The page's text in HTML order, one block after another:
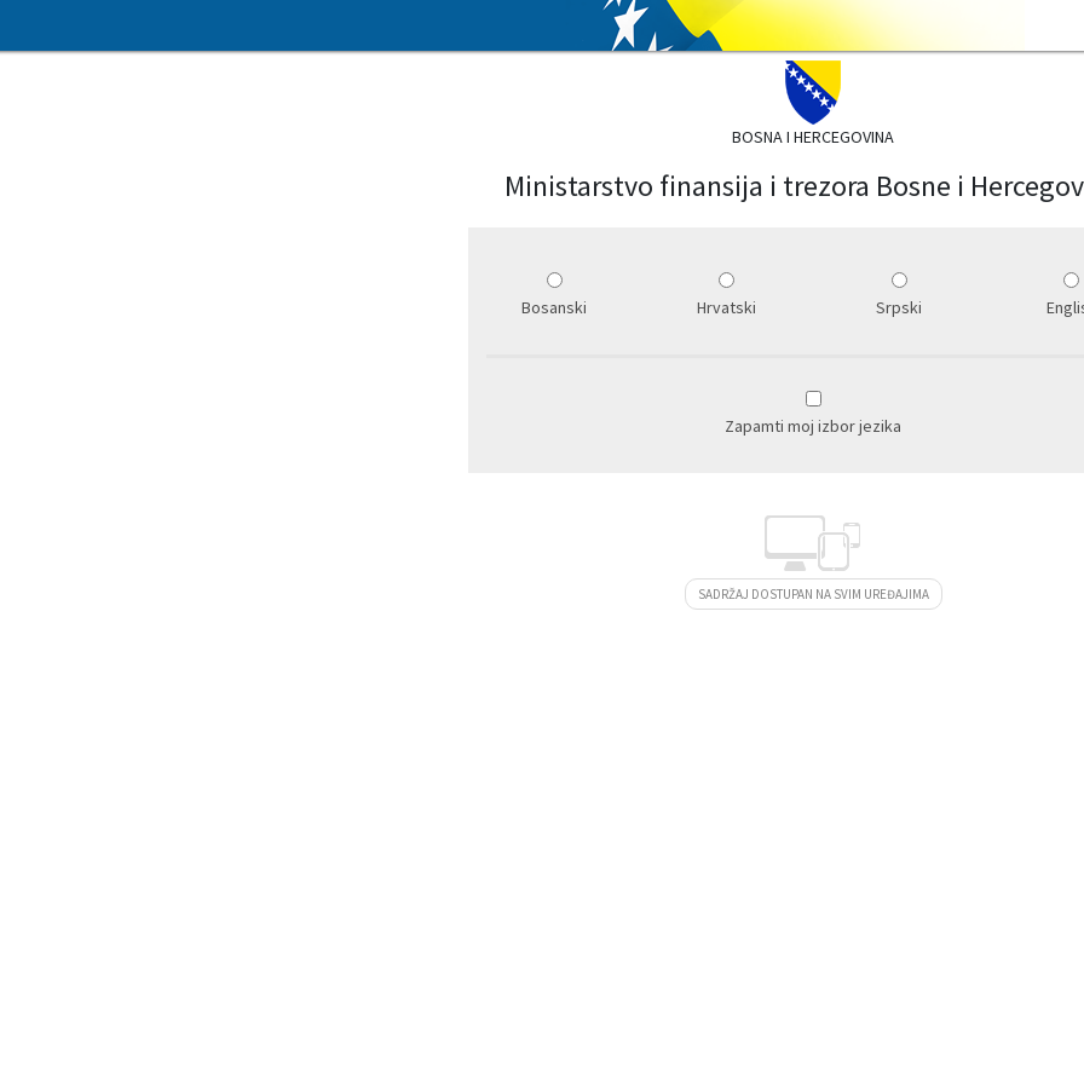
BOSNA I HERCEGOVINA
Ministarstvo finansija i trezora Bosne i
Bosanski Hrvatski Srpski
Zapamti moj izbor jezika
SADRŽAJ DOSTUPAN NA SVIM UREĐAJIMA